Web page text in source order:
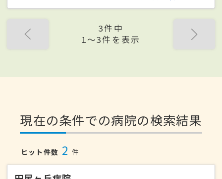
3件中
1〜3件を表示
現在の条件での病院の検索結果
ヒット件数 2 件